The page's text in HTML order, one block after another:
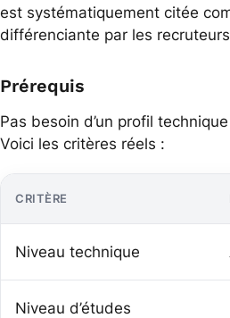
est systématiquement citée
différenciante par les
Prérequis
Pas besoin d’un profil
Voici les critères réels :
CRITÈRE
Niveau technique
Niveau d’études